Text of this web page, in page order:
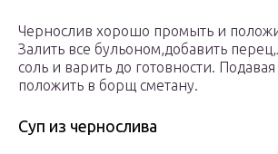
Чернослив хорошо промыть и
Залить все бульоном,добавить
соль и варить до готовности. Подавая
положить в борщ сметану.
Суп из чернослива